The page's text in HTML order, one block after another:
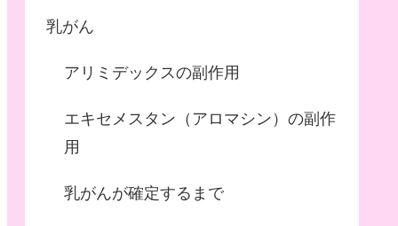
乳がん
アリミデックスの副作用
エキセメスタン（アロマシン）の副作
用
乳がんが確定するまで